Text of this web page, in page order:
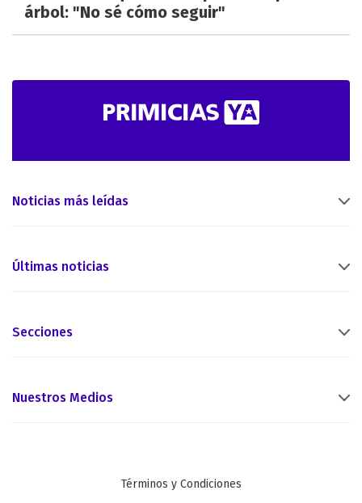
árbol: "No sé cómo seguir"
Noticias más leídas
Últimas noticias
Secciones
Nuestros Medios
Términos y Condiciones